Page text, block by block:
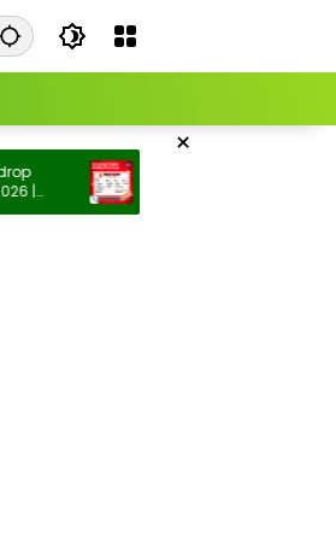
×
Desain Kertas Pesanan Seblak